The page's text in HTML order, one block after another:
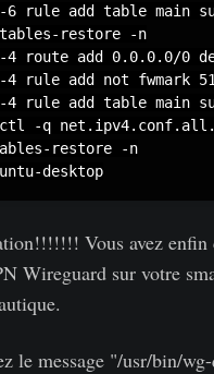
rule add table main
restore -n
route add 0.0.0.0/0
rule add not fwmark
rule add table main
-q
restore -n
desktop
Vous avez enfin
Wireguard sur votre
le message "/usr/bin/